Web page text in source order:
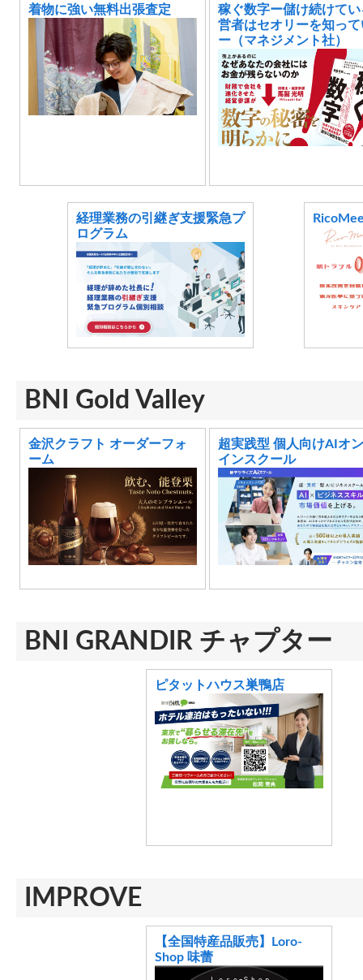
着物に強い無料出張査定
稼ぐ数字ー儲け続けてい
営者はセオリーを知って
ー（マネジメント社）
経理業務の引継ぎ支援緊急プ
ログラム
BNI Gold Valley
金沢クラフト オーダーフォ
ーム
超実践型 個人向けAIオ
インスクール
BNI GRANDIR チャプター
ピタットハウス巣鴨店
IMPROVE
【全国特産品販売】Loro-
Shop 味蕾